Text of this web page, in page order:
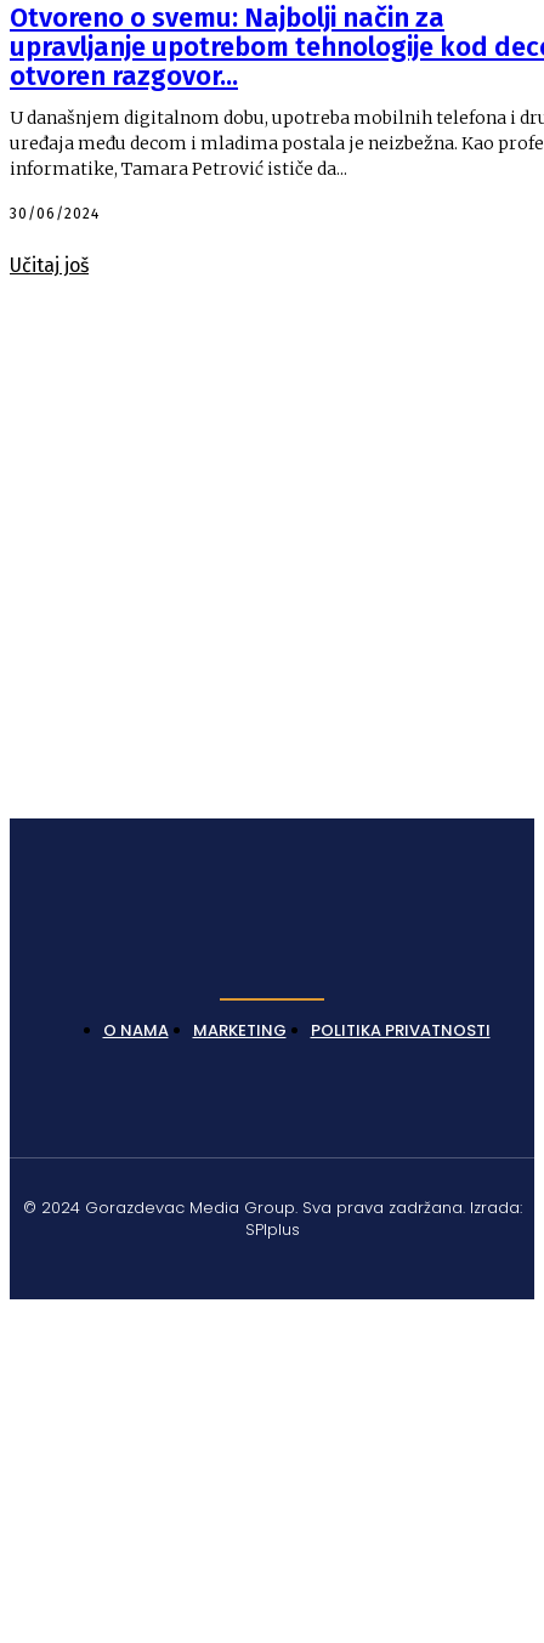
Otvoreno o svemu: Najbolji način za
upravljanje upotrebom tehnologije kod
otvoren razgovor...
U današnjem digitalnom dobu, upotreba mobilnih telefona i
uređaja među decom i mladima postala je neizbežna. Kao
informatike, Tamara Petrović ističe da...
30/06/2024
Učitaj još
O NAMA MARKETING POLITIKA PRIVATNOSTI
© 2024 Gorazdevac Media Group. Sva prava zadržana. Izrada:
SPIplus